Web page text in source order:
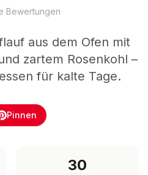
Bewertungen
aus dem Ofen mit
zartem Rosenkohl –
für kalte Tage.
Pinnen
30